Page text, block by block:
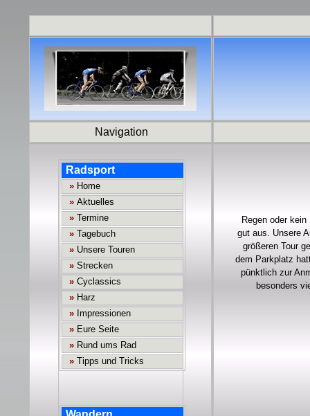
Navigation
Regen oder
gut aus. Unsere
größeren Tour
dem Parkplatz
pünktlich zur
besonders